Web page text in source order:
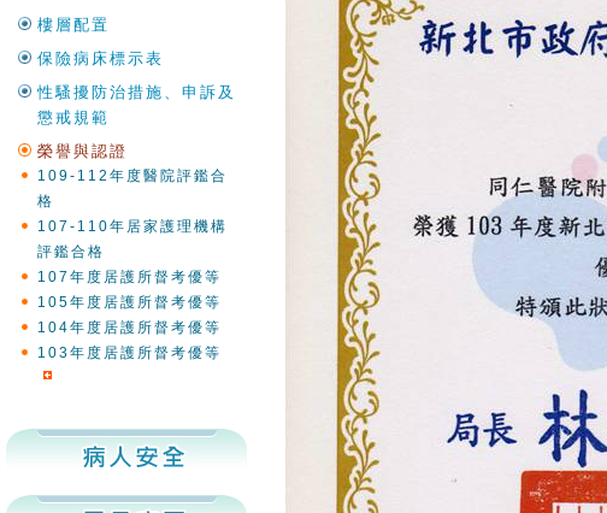
樓層配置
保險病床標示表
性騷擾防治措施、申訴及
懲戒規範
榮譽與認證
109-112年度醫院評鑑合
格
107-110年居家護理機構
評鑑合格
107年度居護所督考優等
105年度居護所督考優等
104年度居護所督考優等
103年度居護所督考優等